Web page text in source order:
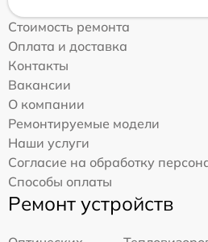
Стоимость ремонта
Оплата и доставка
Контакты
Вакансии
О компании
Ремонтируемые модели
Наши услуги
Согласие на обработку
Способы оплаты
Ремонт устройств